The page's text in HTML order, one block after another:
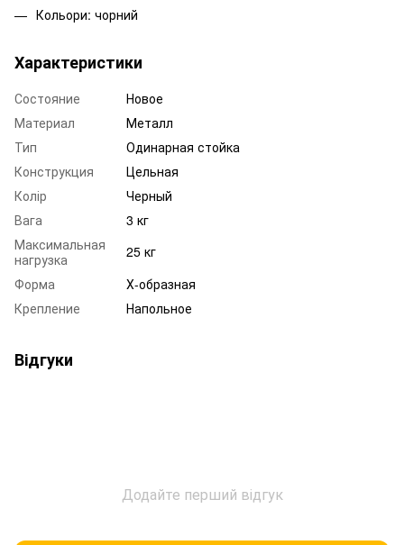
Кольори: чорний
Характеристики
Состояние
Новое
Материал
Металл
Тип
Одинарная стойка
Конструкция
Цельная
Колір
Черный
Вага
3 кг
Максимальная
нагрузка
25 кг
Форма
Х-образная
Крепление
Напольное
Відгуки
Додайте перший відгук